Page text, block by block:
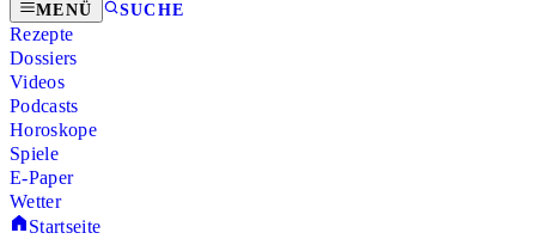
MENÜ SUCHE
Rezepte
Dossiers
Videos
Podcasts
Horoskope
Spiele
E-Paper
Wetter
Startseite